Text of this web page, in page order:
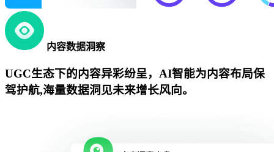
内容数据洞察
UGC生态下的内容异彩纷呈，AI智能为内容布局保
驾护航,海量数据洞见未来增长风向。